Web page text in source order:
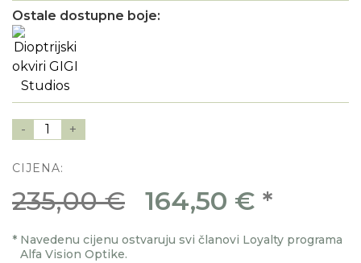
Ostale dostupne boje:
- 1 +
CIJENA:
235,00 € 164,50 € *
* Navedenu cijenu ostvaruju svi članovi Loyalty programa
Alfa Vision Optike.